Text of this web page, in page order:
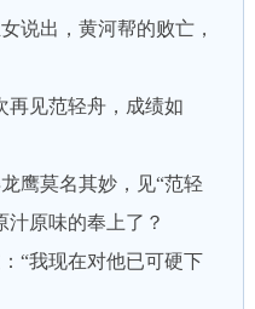
出，黄河帮的败亡，
见范轻舟，成绩如
莫名其妙，见“范轻
汁原味的奉上了？
我现在对他已可硬下